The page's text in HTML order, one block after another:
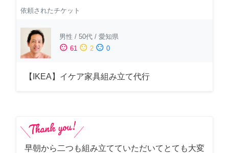
依頼されたチケット
男性 / 50代 / 愛知県
sentiment_satisfied 61 sentiment_neutral 2 sentiment_dissatisfied 0
【IKEA】イケア家具組み立て代行
早朝から二つも組み立てていただいてとても大変